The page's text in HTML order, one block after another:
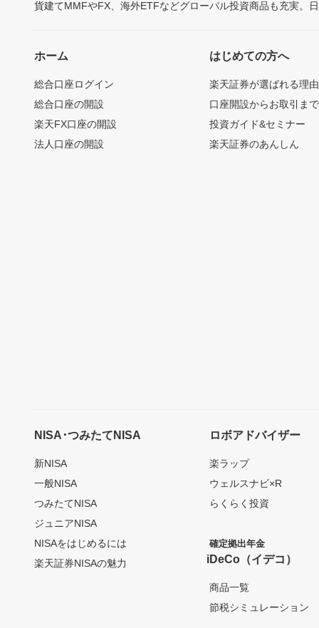
貨建てMMFやFX、海外ETFなどグローバル投資商品も充実。
ホーム
総合口座ログイン
総合口座の開設
楽天FX口座の開設
法人口座の開設
はじめての方へ
楽天証券が選ばれる理由
口座開設からお取引ま
投資ガイド&セミナー
楽天証券のあんしん
NISA･つみたてNISA
新NISA
一般NISA
つみたてNISA
ジュニアNISA
NISAをはじめるには
楽天証券NISAの魅力
ロボアドバイザー
楽ラップ
ウェルスナビ×R
らくらく投資
確定拠出年金
iDeCo（イデコ）
商品一覧
節税シミュレーション